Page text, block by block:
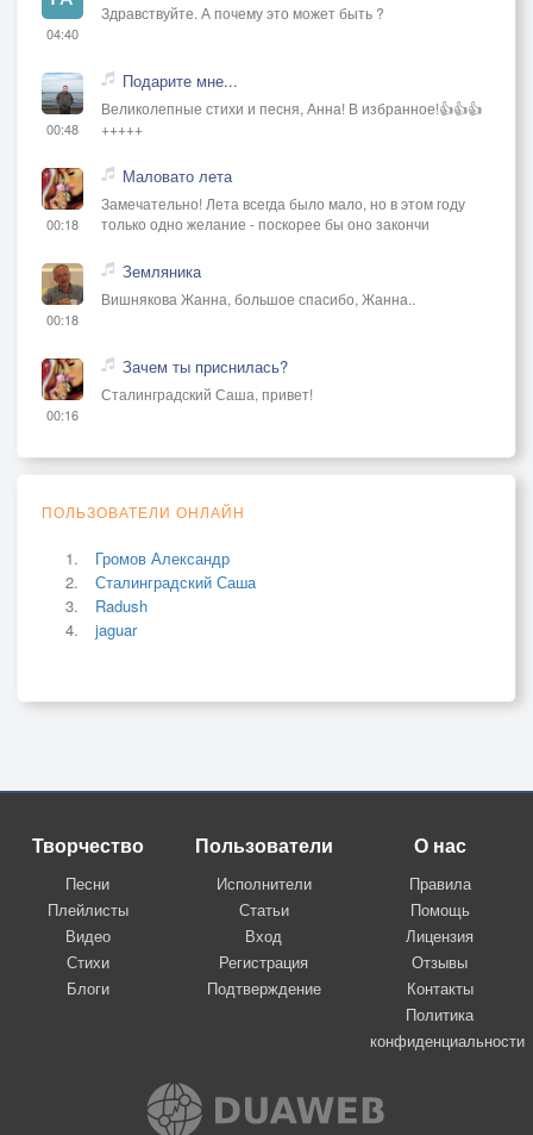
04:40
Здравствуйте. А почему это может быть ?
00:48
Подарите мне...
Великолепные стихи и песня, Анна! В избранное!👍👍👍
+++++
00:18
Маловато лета
Замечательно! Лета всегда было мало, но в этом году
только одно желание - поскорее бы оно закончи
00:18
Земляника
Вишнякова Жанна, большое спасибо, Жанна..
00:16
Зачем ты приснилась?
Сталинградский Саша, привет!
ПОЛЬЗОВАТЕЛИ ОНЛАЙН
Громов Александр
Сталинградский Саша
Radush
jaguar
Творчество
Песни
Плейлисты
Видео
Стихи
Блоги
Пользователи
Исполнители
Статьи
Вход
Регистрация
Подтверждение
О нас
Правила
Помощь
Лицензия
Отзывы
Контакты
Политика
конфиденциальности